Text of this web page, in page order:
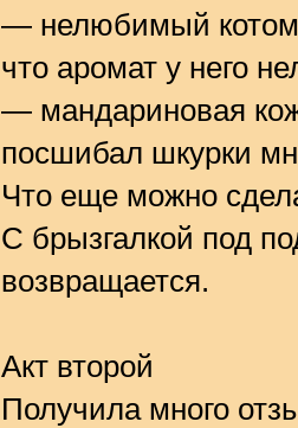
— нелюбимый котом
что аромат у него
— мандариновая
посшибал шкурки
Что еще можно
С брызгалкой под
возвращается.
Акт второй
Получила много